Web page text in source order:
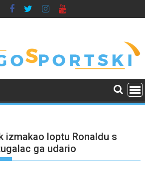
izmakao loptu Ronaldu s
ga udario